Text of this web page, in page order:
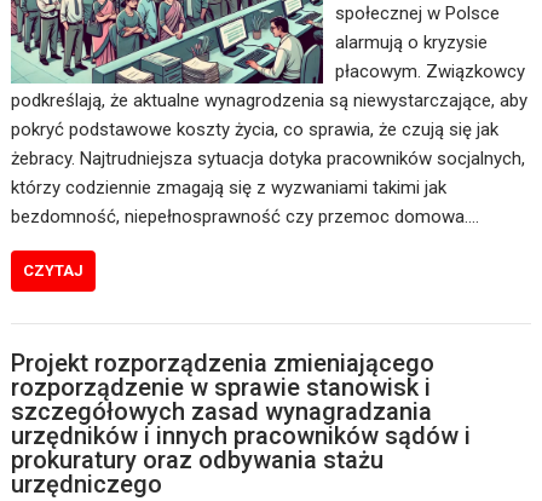
społecznej w Polsce
alarmują o kryzysie
płacowym. Związkowcy
podkreślają, że aktualne wynagrodzenia są niewystarczające, aby
pokryć podstawowe koszty życia, co sprawia, że czują się jak
żebracy. Najtrudniejsza sytuacja dotyka pracowników socjalnych,
którzy codziennie zmagają się z wyzwaniami takimi jak
bezdomność, niepełnosprawność czy przemoc domowa.…
CZYTAJ
Projekt rozporządzenia zmieniającego
rozporządzenie w sprawie stanowisk i
szczegółowych zasad wynagradzania
urzędników i innych pracowników sądów i
prokuratury oraz odbywania stażu
urzędniczego